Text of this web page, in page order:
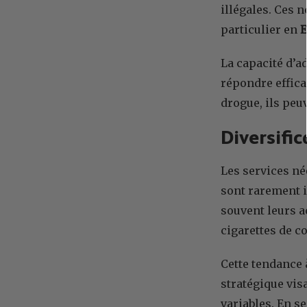
illégales. Ces
particulier en
La capacité
répondre
drogue, ils
Les services
sont rarement
souvent leurs
cigarettes de
Cette
stratégique
variables. En